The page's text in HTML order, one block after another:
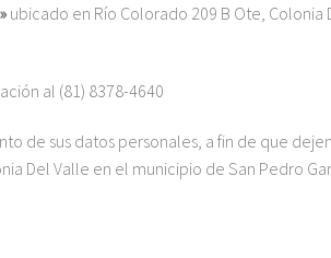
ubicado en Río Colorado 209 B Ote,
al (81) 8378-4640
sus datos personales, a fin de que
Valle en el municipio de San Pedro